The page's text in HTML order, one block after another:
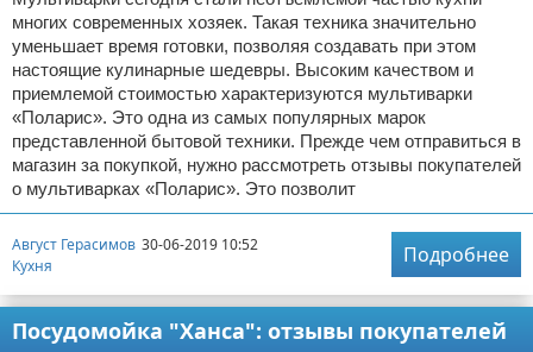
многих современных хозяек. Такая техника значительно
уменьшает время готовки, позволяя создавать при этом
настоящие кулинарные шедевры. Высоким качеством и
приемлемой стоимостью характеризуются мультиварки
«Поларис». Это одна из самых популярных марок
представленной бытовой техники. Прежде чем отправиться в
магазин за покупкой, нужно рассмотреть отзывы покупателей
о мультиварках «Поларис». Это позволит
Август Герасимов 30-06-2019 10:52
Кухня
Подробнее
Посудомойка "Ханса": отзывы покупателей